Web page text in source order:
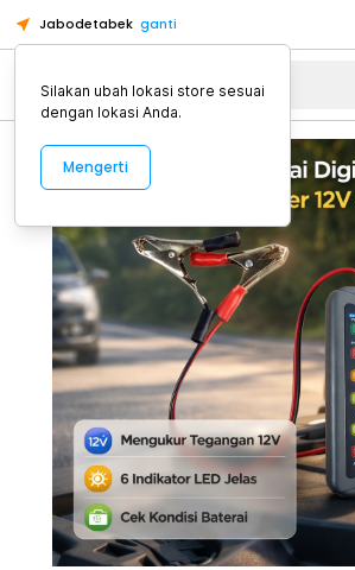
Jabodetabek ganti
Alat Kopi
Silakan ubah lokasi store sesuai
dengan lokasi Anda.
Mengerti